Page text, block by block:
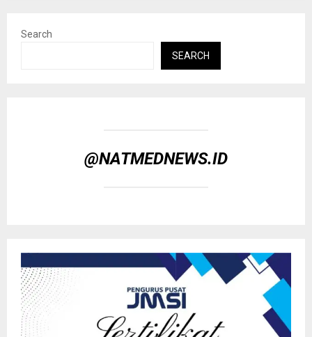
Search
SEARCH
@NATMEDNEWS.ID